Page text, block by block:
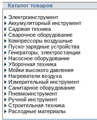
Каталог товаров
Электроинструмент
Аккумуляторный инструмент
Садовая техника
Сварочное оборудование
Компрессоры воздушные
Пуско-зарядные устройства
Генераторы, электростанции
Насосное оборудование
Уборочная техника
Мойки высокого давления
Нагреватели воздуха
Измерительный инструмент
Санитарное оборудование
Пневмоинструмент
Ручной инcтрумент
Строительная техника
Расходные материалы